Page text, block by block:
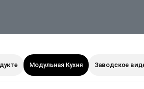
Модульная Кухня Заводское